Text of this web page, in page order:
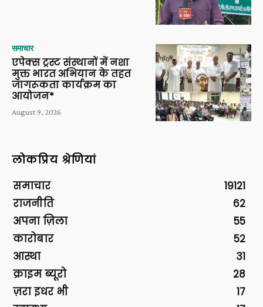
समाचार
एपेक्स ट्रस्ट संस्थानों में नशा
मुक्त भारत अभियान के तहत
जागरूकता कार्यक्रम का
आयोजन*
August 9, 2026
लोकप्रिय श्रेणियां
समाचार
19121
राजनीति
62
अपना ज़िला
55
कारोबार
52
आस्था
31
क्राइम ब्यूरो
28
ज़रा इधर भी
17